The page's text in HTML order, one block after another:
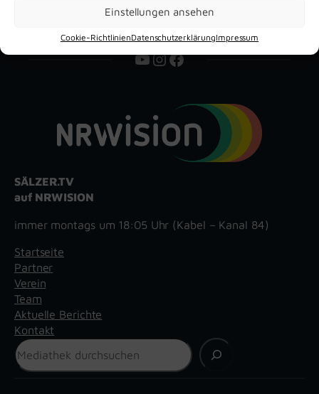
Einstellungen ansehen
Cookie-RichtlinienDatenschutzerklärungImpressum
YouTube
Instagram
Facebook
SÄLZER.TV
auf NRWISION
immer montags um 18:05 Uhr (Kabel – Kanal 84)
Startseite
Partner
Verein
Team
Aktuelle Berichte
Kontakt
Suchen